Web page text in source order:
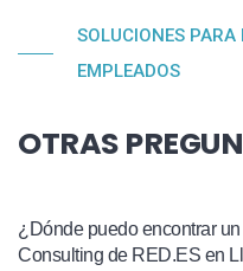
SOLUCIONES
EMPLEADOS
OTRAS
¿Dónde puedo encontrar
Consulting de RED.ES en